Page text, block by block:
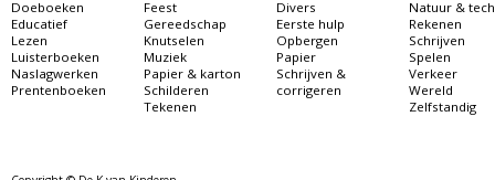
Doeboeken
Educatief
Lezen
Luisterboeken
Naslagwerken
Prentenboeken
Feest
Gereedschap
Knutselen
Muziek
Papier & karton
Schilderen
Tekenen
Divers
Eerste hulp
Opbergen
Papier
Schrijven &
corrigeren
Natuur &
Rekenen
Schrijven
Spelen
Verkeer
Wereld
Zelfstandig